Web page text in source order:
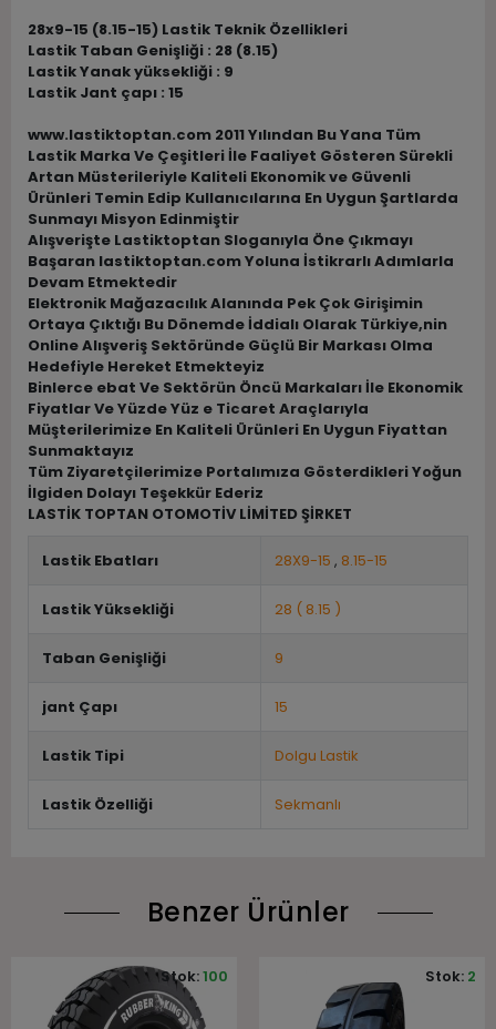
28x9-15 (8.15-15) Lastik Teknik Özellikleri
Lastik Taban Genişliği : 28 (8.15)
Lastik Yanak yüksekliği : 9
Lastik Jant çapı : 15
www.lastiktoptan.com 2011 Yılından Bu Yana Tüm
Lastik Marka Ve Çeşitleri İle Faaliyet Gösteren Sürekli
Artan Müsterileriyle Kaliteli Ekonomik ve Güvenli
Ürünleri Temin Edip Kullanıcılarına En Uygun Şartlarda
Sunmayı Misyon Edinmiştir
Alışverişte Lastiktoptan Sloganıyla Öne Çıkmayı
Başaran lastiktoptan.com Yoluna İstikrarlı Adımlarla
Devam Etmektedir
Elektronik Mağazacılık Alanında Pek Çok Girişimin
Ortaya Çıktığı Bu Dönemde İddialı Olarak Türkiye,nin
Online Alışveriş Sektöründe Güçlü Bir Markası Olma
Hedefiyle Hereket Etmekteyiz
Binlerce ebat Ve Sektörün Öncü Markaları İle Ekonomik
Fiyatlar Ve Yüzde Yüz e Ticaret Araçlarıyla
Müşterilerimize En Kaliteli Ürünleri En Uygun Fiyattan
Sunmaktayız
Tüm Ziyaretçilerimize Portalımıza Gösterdikleri Yoğun
İlgiden Dolayı Teşekkür Ederiz
LASTİK TOPTAN OTOMOTİV LİMİTED ŞİRKET
Lastik Ebatları 28X9-15 , 8.15-15
Lastik Yüksekliği 28 ( 8.15 )
Taban Genişliği 9
jant Çapı 15
Lastik Tipi Dolgu Lastik
Lastik Özelliği Sekmanlı
Benzer Ürünler
Stok:100 Stok: 2